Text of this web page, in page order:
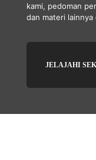
kami, pedoman
dan materi lainnya
JELAJAHI